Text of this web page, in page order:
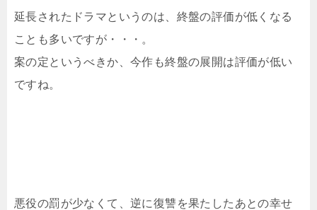
延長されたドラマというのは、終盤の評価が低くなる
ことも多いですが・・・。
案の定というべきか、今作も終盤の展開は評価が低い
ですね。
悪役の罰が少なくて、逆に復讐を果たしたあとの幸せ